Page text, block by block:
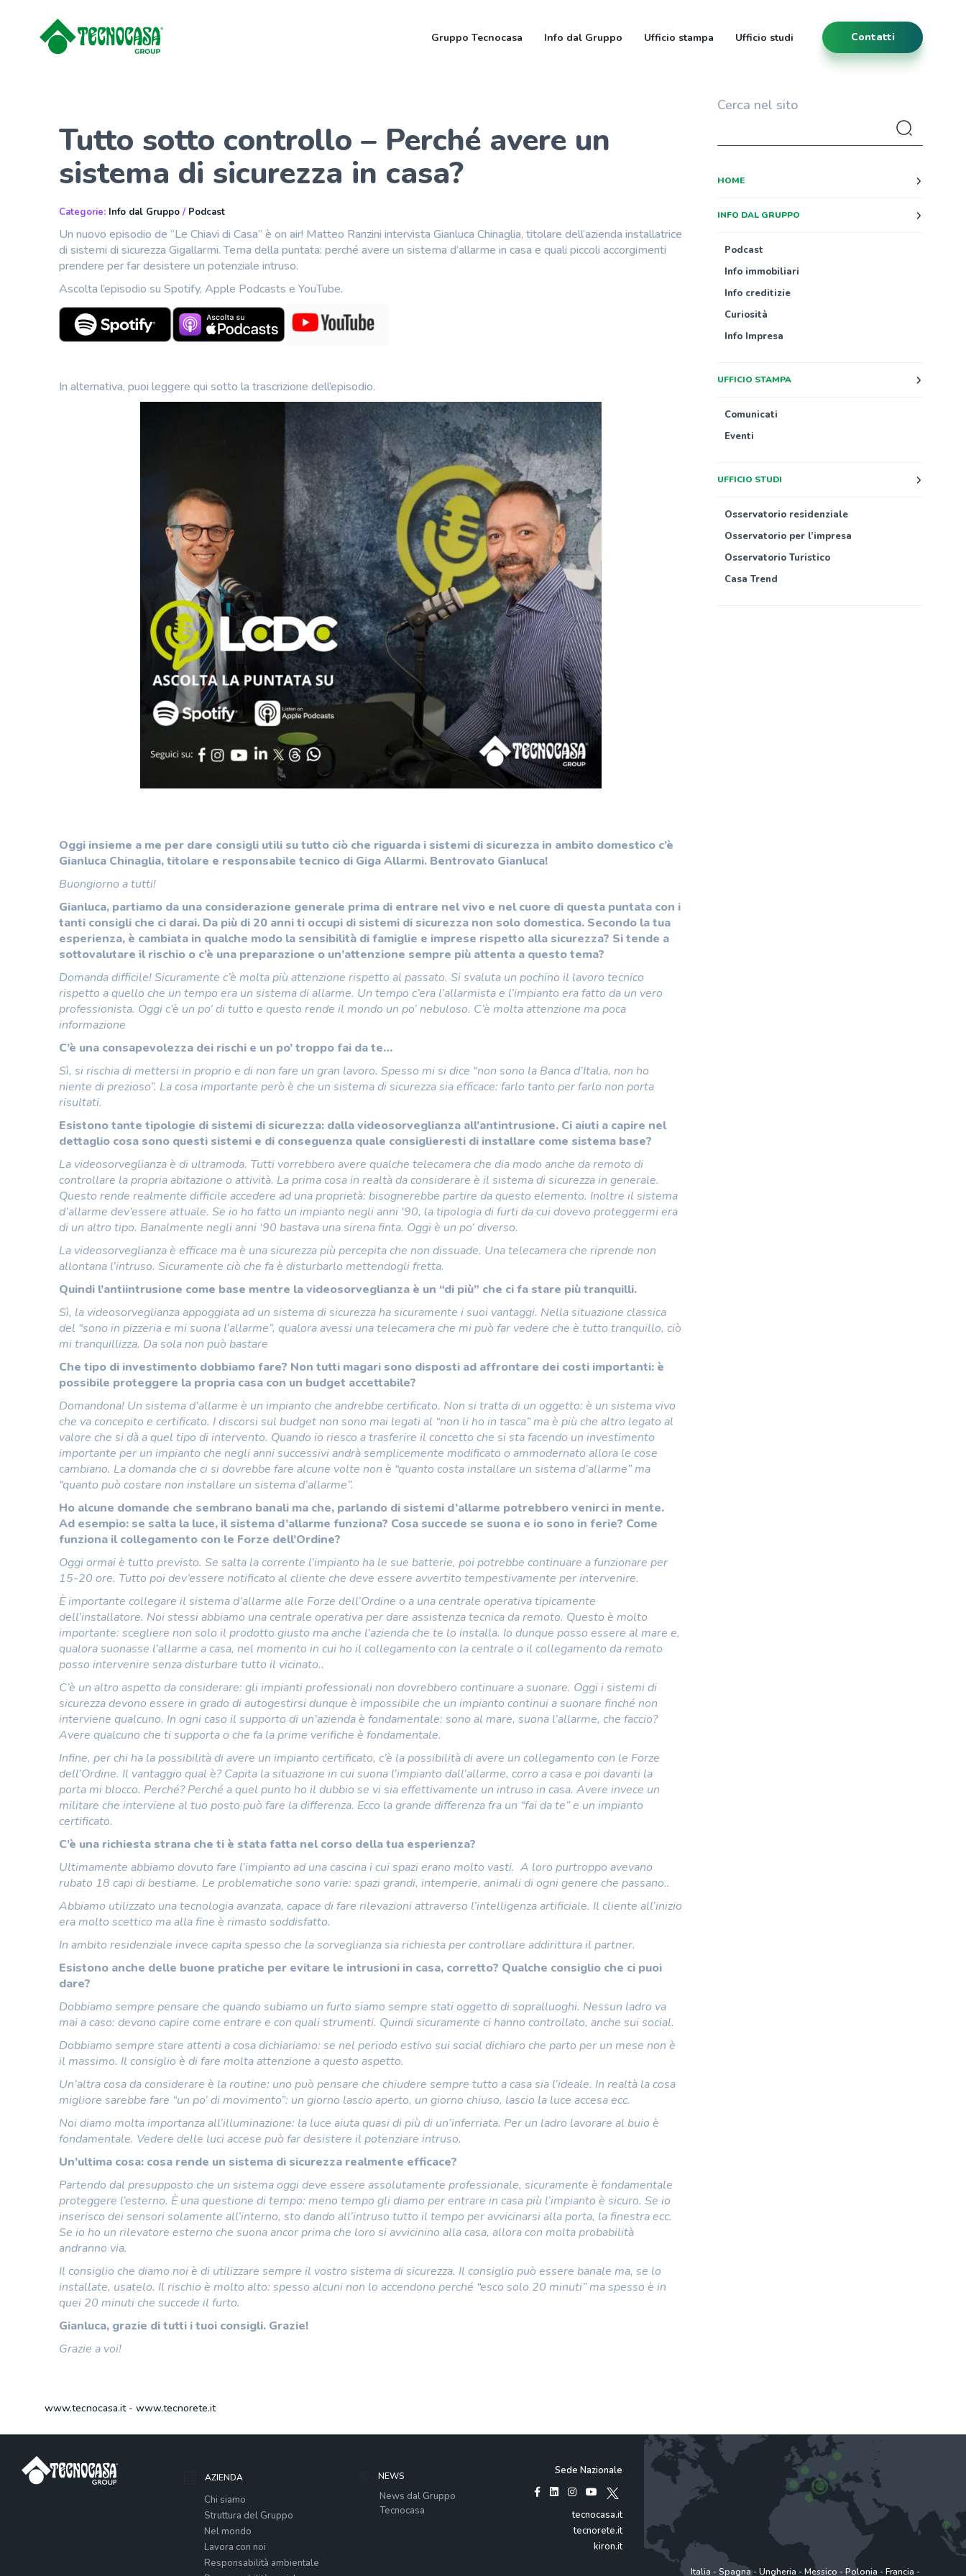
Contatti
Gruppo Tecnocasa Info dal Gruppo Ufficio stampa Ufficio studi
Tutto sotto controllo – Perché avere un
sistema di sicurezza in casa?
Categorie: Info dal Gruppo / Podcast
Un nuovo episodio de “Le Chiavi di Casa” è on air! Matteo Ranzini intervista Gianluca Chinaglia, titolare dell’azienda installatrice
di sistemi di sicurezza Gigallarmi. Tema della puntata: perché avere un sistema d’allarme in casa e quali piccoli accorgimenti
prendere per far desistere un potenziale intruso.
Ascolta l’episodio su Spotify, Apple Podcasts e YouTube.
In alternativa, puoi leggere qui sotto la trascrizione dell’episodio.
Oggi insieme a me per dare consigli utili su tutto ciò che riguarda i sistemi di sicurezza in ambito domestico c’è
Gianluca Chinaglia, titolare e responsabile tecnico di Giga Allarmi. Bentrovato Gianluca!
Buongiorno a tutti!
Gianluca, partiamo da una considerazione generale prima di entrare nel vivo e nel cuore di questa puntata con i
tanti consigli che ci darai. Da più di 20 anni ti occupi di sistemi di sicurezza non solo domestica. Secondo la tua
esperienza, è cambiata in qualche modo la sensibilità di famiglie e imprese rispetto alla sicurezza? Si tende a
sottovalutare il rischio o c’è una preparazione o un’attenzione sempre più attenta a questo tema?
Domanda difficile! Sicuramente c’è molta più attenzione rispetto al passato. Si svaluta un pochino il lavoro tecnico
rispetto a quello che un tempo era un sistema di allarme. Un tempo c’era l’allarmista e l’impianto era fatto da un vero
professionista. Oggi c’è un po’ di tutto e questo rende il mondo un po’ nebuloso. C’è molta attenzione ma poca
informazione
C’è una consapevolezza dei rischi e un po’ troppo fai da te…
Sì, si rischia di mettersi in proprio e di non fare un gran lavoro. Spesso mi si dice “non sono la Banca d’Italia, non ho
niente di prezioso”. La cosa importante però è che un sistema di sicurezza sia efficace: farlo tanto per farlo non porta
risultati.
Esistono tante tipologie di sistemi di sicurezza: dalla videosorveglianza all’antintrusione. Ci aiuti a capire nel
dettaglio cosa sono questi sistemi e di conseguenza quale consiglieresti di installare come sistema base?
La videosorveglianza è di ultramoda. Tutti vorrebbero avere qualche telecamera che dia modo anche da remoto di
controllare la propria abitazione o attività. La prima cosa in realtà da considerare è il sistema di sicurezza in generale.
Questo rende realmente difficile accedere ad una proprietà: bisognerebbe partire da questo elemento. Inoltre il sistema
d’allarme dev’essere attuale. Se io ho fatto un impianto negli anni ‘90, la tipologia di furti da cui dovevo proteggermi era
di un altro tipo. Banalmente negli anni ‘90 bastava una sirena finta. Oggi è un po’ diverso.
La videosorveglianza è efficace ma è una sicurezza più percepita che non dissuade. Una telecamera che riprende non
allontana l’intruso. Sicuramente ciò che fa è disturbarlo mettendogli fretta.
Quindi l’antiintrusione come base mentre la videosorveglianza è un “di più” che ci fa stare più tranquilli.
Sì, la videosorveglianza appoggiata ad un sistema di sicurezza ha sicuramente i suoi vantaggi. Nella situazione classica
del “sono in pizzeria e mi suona l’allarme”, qualora avessi una telecamera che mi può far vedere che è tutto tranquillo, ciò
mi tranquillizza. Da sola non può bastare
Che tipo di investimento dobbiamo fare? Non tutti magari sono disposti ad affrontare dei costi importanti: è
possibile proteggere la propria casa con un budget accettabile?
Domandona! Un sistema d’allarme è un impianto che andrebbe certificato. Non si tratta di un oggetto: è un sistema vivo
che va concepito e certificato. I discorsi sul budget non sono mai legati al “non li ho in tasca” ma è più che altro legato al
valore che si dà a quel tipo di intervento. Quando io riesco a trasferire il concetto che si sta facendo un investimento
importante per un impianto che negli anni successivi andrà semplicemente modificato o ammodernato allora le cose
cambiano. La domanda che ci si dovrebbe fare alcune volte non è “quanto costa installare un sistema d’allarme” ma
“quanto può costare non installare un sistema d’allarme”.
Ho alcune domande che sembrano banali ma che, parlando di sistemi d’allarme potrebbero venirci in mente.
Ad esempio: se salta la luce, il sistema d’allarme funziona? Cosa succede se suona e io sono in ferie? Come
funziona il collegamento con le Forze dell’Ordine?
Oggi ormai è tutto previsto. Se salta la corrente l’impianto ha le sue batterie, poi potrebbe continuare a funzionare per
15-20 ore. Tutto poi dev’essere notificato al cliente che deve essere avvertito tempestivamente per intervenire.
È importante collegare il sistema d’allarme alle Forze dell’Ordine o a una centrale operativa tipicamente
dell’installatore. Noi stessi abbiamo una centrale operativa per dare assistenza tecnica da remoto. Questo è molto
importante: scegliere non solo il prodotto giusto ma anche l’azienda che te lo installa. Io dunque posso essere al mare e,
qualora suonasse l’allarme a casa, nel momento in cui ho il collegamento con la centrale o il collegamento da remoto
posso intervenire senza disturbare tutto il vicinato..
C’è un altro aspetto da considerare: gli impianti professionali non dovrebbero continuare a suonare. Oggi i sistemi di
sicurezza devono essere in grado di autogestirsi dunque è impossibile che un impianto continui a suonare finché non
interviene qualcuno. In ogni caso il supporto di un’azienda è fondamentale: sono al mare, suona l’allarme, che faccio?
Avere qualcuno che ti supporta o che fa la prime verifiche è fondamentale.
Infine, per chi ha la possibilità di avere un impianto certificato, c’è la possibilità di avere un collegamento con le Forze
dell’Ordine. Il vantaggio qual è? Capita la situazione in cui suona l’impianto dall’allarme, corro a casa e poi davanti la
porta mi blocco. Perché? Perché a quel punto ho il dubbio se vi sia effettivamente un intruso in casa. Avere invece un
militare che interviene al tuo posto può fare la differenza. Ecco la grande differenza fra un “fai da te” e un impianto
certificato.
C’è una richiesta strana che ti è stata fatta nel corso della tua esperienza?
Ultimamente abbiamo dovuto fare l’impianto ad una cascina i cui spazi erano molto vasti. A loro purtroppo avevano
rubato 18 capi di bestiame. Le problematiche sono varie: spazi grandi, intemperie, animali di ogni genere che passano..
Abbiamo utilizzato una tecnologia avanzata, capace di fare rilevazioni attraverso l’intelligenza artificiale. Il cliente all’inizio
era molto scettico ma alla fine è rimasto soddisfatto.
In ambito residenziale invece capita spesso che la sorveglianza sia richiesta per controllare addirittura il partner.
Esistono anche delle buone pratiche per evitare le intrusioni in casa, corretto? Qualche consiglio che ci puoi
dare?
Dobbiamo sempre pensare che quando subiamo un furto siamo sempre stati oggetto di sopralluoghi. Nessun ladro va
mai a caso: devono capire come entrare e con quali strumenti. Quindi sicuramente ci hanno controllato, anche sui social.
Dobbiamo sempre stare attenti a cosa dichiariamo: se nel periodo estivo sui social dichiaro che parto per un mese non è
il massimo. Il consiglio è di fare molta attenzione a questo aspetto.
Un’altra cosa da considerare è la routine: uno può pensare che chiudere sempre tutto a casa sia l’ideale. In realtà la cosa
migliore sarebbe fare “un po’ di movimento”: un giorno lascio aperto, un giorno chiuso, lascio la luce accesa ecc.
Noi diamo molta importanza all’illuminazione: la luce aiuta quasi di più di un’inferriata. Per un ladro lavorare al buio è
fondamentale. Vedere delle luci accese può far desistere il potenziare intruso.
Un’ultima cosa: cosa rende un sistema di sicurezza realmente efficace?
Partendo dal presupposto che un sistema oggi deve essere assolutamente professionale, sicuramente è fondamentale
proteggere l’esterno. È una questione di tempo: meno tempo gli diamo per entrare in casa più l’impianto è sicuro. Se io
inserisco dei sensori solamente all’interno, sto dando all’intruso tutto il tempo per avvicinarsi alla porta, la finestra ecc.
Se io ho un rilevatore esterno che suona ancor prima che loro si avvicinino alla casa, allora con molta probabilità
andranno via.
Il consiglio che diamo noi è di utilizzare sempre il vostro sistema di sicurezza. Il consiglio può essere banale ma, se lo
installate, usatelo. Il rischio è molto alto: spesso alcuni non lo accendono perché “esco solo 20 minuti” ma spesso è in
quei 20 minuti che succede il furto.
Gianluca, grazie di tutti i tuoi consigli. Grazie!
Grazie a voi!
Cerca nel sito
HOME
INFO DAL GRUPPO
Podcast
Info immobiliari
Info creditizie
Curiosità
Info Impresa
UFFICIO STAMPA
Comunicati
Eventi
UFFICIO STUDI
Osservatorio residenziale
Osservatorio per l’impresa
Osservatorio Turistico
Casa Trend
www.tecnocasa.it- www.tecnorete.it
AZIENDA
Chi siamo
Struttura del Gruppo
Nel mondo
Lavora con noi
Responsabilità ambientale
NEWS
News dal Gruppo
Tecnocasa
Sede Nazionale
tecnocasa.it
tecnorete.it
kiron.it
Italia -Spagna-Ungheria -Messico -Polonia -Francia -